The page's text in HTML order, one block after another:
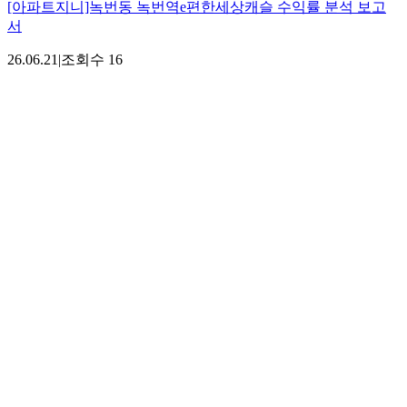
[아파트지니]녹번동 녹번역e편한세상캐슬 수익률 분석 보고
서
26.06.21 |조회수 16